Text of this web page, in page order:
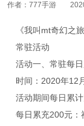
作者：777手游
《我叫mt奇幻之
常驻活动
活动一、常驻每
时间：2020年12
活动期间每日累
每日累充200元：